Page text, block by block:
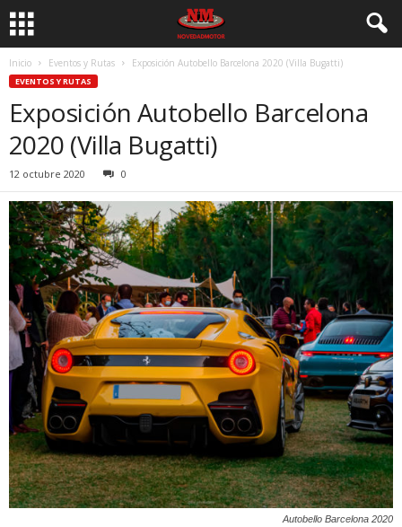
Inicio Eventos y Rutas Exposición Autobello Barcelona 2020 (Villa Bugatti)
EVENTOS Y RUTAS
Exposición Autobello Barcelona
2020 (Villa Bugatti)
12 octubre 2020 0
Autobello Barcelona 2020